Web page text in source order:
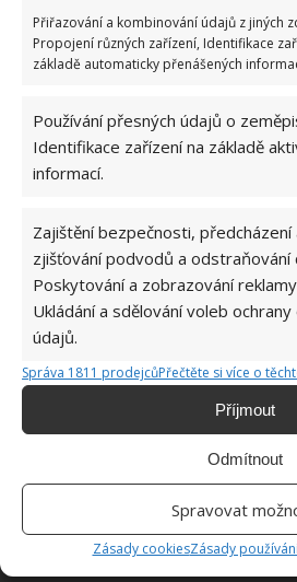
Přiřazování a kombinování údajů z jiných
Propojení různých zařízení, Identifikace
základě automaticky přenášených
Používání přesných údajů o
Identifikace zařízení na základě
informací.
Zajištění bezpečnosti, předcházení
zjišťování podvodů a odstraňování
Poskytování a zobrazování
Ukládání a sdělování voleb ochrany
údajů.
Správa 1811 prodejcůPřečtěte si více o
Příjmout
Odmítnout
Spravovat
Zásady cookiesZásady
POLÉVKA VAŘENÍ
Absolvent
univerzity,
velkým
možné najít v